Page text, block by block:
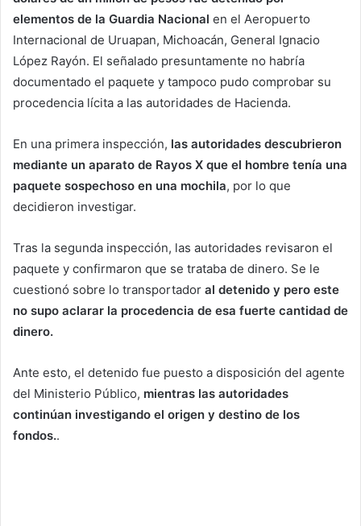
elementos de la Guardia Nacional en el Aeropuerto
Internacional de Uruapan, Michoacán, General Ignacio
López Rayón. El señalado presuntamente no habría
documentado el paquete y tampoco pudo comprobar su
procedencia lícita a las autoridades de Hacienda.
En una primera inspección, las autoridades descubrieron
mediante un aparato de Rayos X que el hombre tenía una
paquete sospechoso en una mochila, por lo que
decidieron investigar.
Tras la segunda inspección, las autoridades revisaron el
paquete y confirmaron que se trataba de dinero. Se le
cuestionó sobre lo transportador al detenido y pero este
no supo aclarar la procedencia de esa fuerte cantidad de
dinero.
Ante esto, el detenido fue puesto a disposición del agente
del Ministerio Público, mientras las autoridades
continúan investigando el origen y destino de los
fondos..